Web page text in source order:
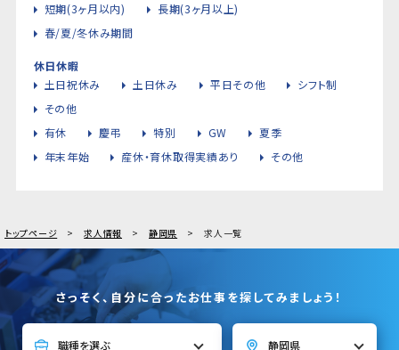
短期(3ヶ月以内)
長期(3ヶ月以上)
春/夏/冬休み期間
休日休暇
土日祝休み
土日休み 平日その他
シフト制
その他
有休
慶弔 特別 GW
夏季
年末年始
産休・育休取得実績あり その他
トップページ 求人情報 静岡県 求人一覧
さっそく、自分に合ったお仕事を探してみましょう！